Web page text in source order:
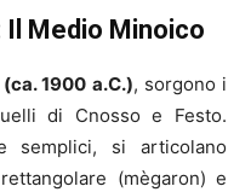
Il Medio Minoico
1900 a.C.), sorgono i
di Cnosso e Festo.
semplici, si articolano
(mègaron) e